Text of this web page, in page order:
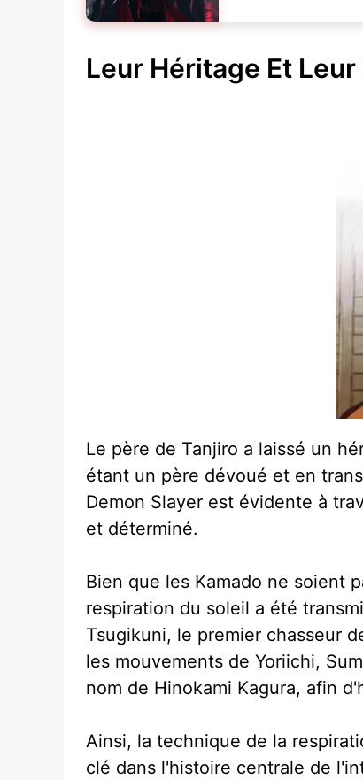
Leur Héritage Et
Le père de Tanjiro a laissé un
étant un père dévoué et en
Demon Slayer est évidente à
et déterminé.
Bien que les Kamado ne soient
respiration du soleil a été
Tsugikuni, le premier chasseur
les mouvements de Yoriichi,
nom de Hinokami Kagura, afin
Ainsi, la technique de la
clé dans l'histoire centrale de